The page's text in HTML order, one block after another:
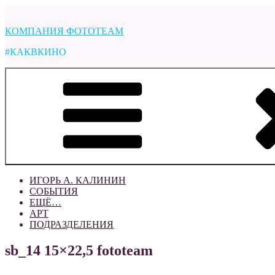
содержимому
КОМПАНИЯ ФОТОTEAM
#КАКВКИНО
ИГОРЬ А. КАЛИНИН
СОБЫТИЯ
ЕЩЁ…
АРТ
ПОДРАЗДЕЛЕНИЯ
sb_14 15×22,5 fototeam